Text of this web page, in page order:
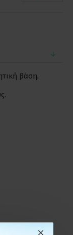
βάση.